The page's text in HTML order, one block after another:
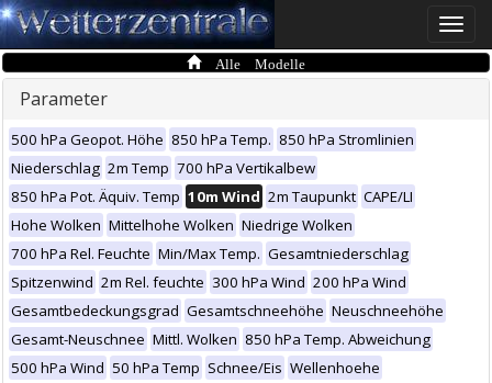
Toggle
Alle Modelle
Parameter
500 hPa Geopot. Höhe 850 hPa Temp. 850 hPa Stromlinien
Niederschlag 2m Temp 700 hPa Vertikalbew
850 hPa Pot. Äquiv. Temp 10m Wind 2m Taupunkt CAPE/LI
Hohe Wolken Mittelhohe Wolken Niedrige Wolken
700 hPa Rel. Feuchte Min/Max Temp. Gesamtniederschlag
Spitzenwind 2m Rel. feuchte 300 hPa Wind 200 hPa Wind
Gesamtbedeckungsgrad Gesamtschneehöhe Neuschneehöhe
Gesamt-Neuschnee Mittl. Wolken 850 hPa Temp. Abweichung
500 hPa Wind 50 hPa Temp Schnee/Eis Wellenhoehe